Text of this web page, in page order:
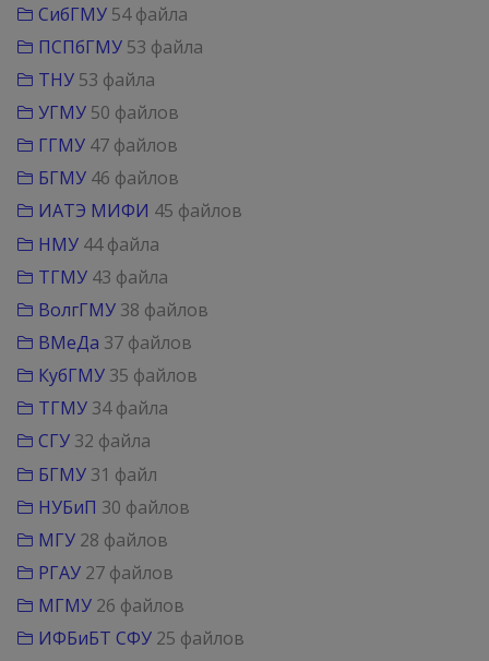
СибГМУ 54 файла
ПСПбГМУ 53 файла
ТНУ 53 файла
УГМУ 50 файлов
ГГМУ 47 файлов
БГМУ 46 файлов
ИАТЭ МИФИ 45 файлов
НМУ 44 файла
ТГМУ 43 файла
ВолгГМУ 38 файлов
ВМеДа 37 файлов
КубГМУ 35 файлов
ТГМУ 34 файла
СГУ 32 файла
БГМУ 31 файл
НУБиП 30 файлов
МГУ 28 файлов
РГАУ 27 файлов
МГМУ 26 файлов
ИФБиБТ СФУ 25 файлов